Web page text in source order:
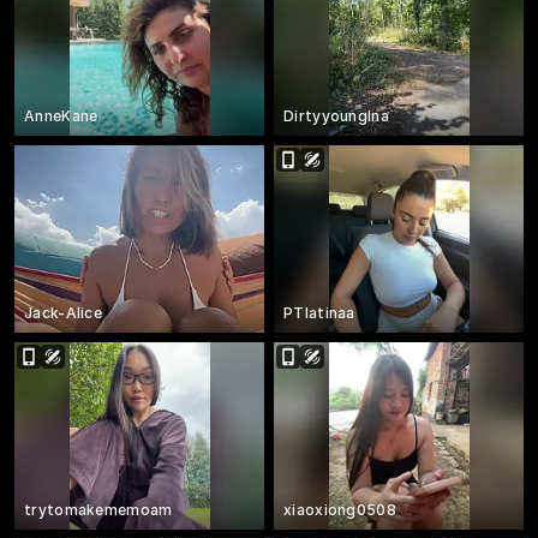
AnneKane DirtyyoungIna
Jack-Alice PTlatinaa
trytomakememoam xiaoxiong0508